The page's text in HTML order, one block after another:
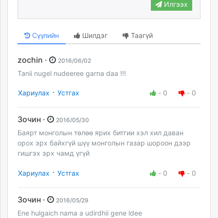
Илгээх
Сүүлийн Шилдэг Таагүй
zochin · 2016/06/02
Tanii nugel nudeeree garna daa !!!
Хариулах · Устгах - 0 - 0
Зочин · 2016/05/30
Баярт монголын төлөө ярих битгии хэл хил даван
орох эрх байхгүй шүү монголын газар шороон дээр
гишгэх эрх чамд үгүй
Хариулах · Устгах - 0 - 0
Зочин · 2016/05/29
Ene hulgaich nama a udirdhii gene ldee